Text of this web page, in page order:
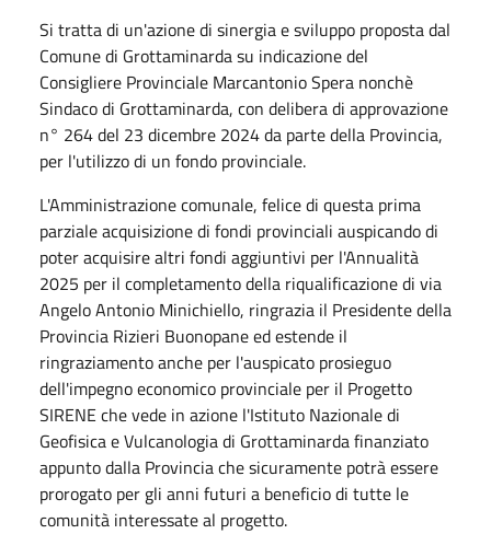
Si tratta di un'azione di sinergia e sviluppo proposta dal
Comune di Grottaminarda su indicazione del
Consigliere Provinciale Marcantonio Spera nonchè
Sindaco di Grottaminarda, con delibera di approvazione
n° 264 del 23 dicembre 2024 da parte della Provincia,
per l'utilizzo di un fondo provinciale.
L'Amministrazione comunale, felice di questa prima
parziale acquisizione di fondi provinciali auspicando di
poter acquisire altri fondi aggiuntivi per l'Annualità
2025 per il completamento della riqualificazione di via
Angelo Antonio Minichiello, ringrazia il Presidente della
Provincia Rizieri Buonopane ed estende il
ringraziamento anche per l'auspicato prosieguo
dell'impegno economico provinciale per il Progetto
SIRENE che vede in azione l'Istituto Nazionale di
Geofisica e Vulcanologia di Grottaminarda finanziato
appunto dalla Provincia che sicuramente potrà essere
prorogato per gli anni futuri a beneficio di tutte le
comunità interessate al progetto.